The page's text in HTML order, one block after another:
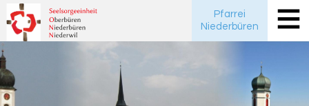
Pfarrei
Niederbüren